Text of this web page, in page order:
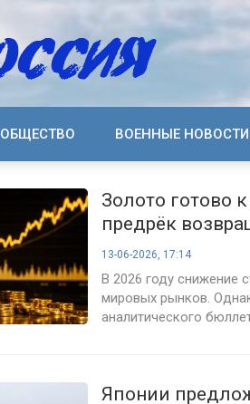
ОБЩЕСТВО ВОЕННЫЕ НОВОСТИ
Золото готово
предрёк
13-06-2026, 17:14
В 2026 году снижение
мировых рынков.
аналитического
Японии